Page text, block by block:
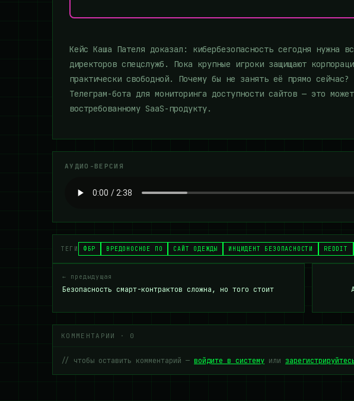
Кейс Каша Пателя доказал: кибербезопасность сегодня нужна
директоров спецслужб. Пока крупные игроки защищают
практически свободной. Почему бы не занять её прямо сейчас?
Телеграм-бота для мониторинга доступности сайтов — это
востребованному SaaS-продукту.
АУДИО-ВЕРСИЯ
ТЕГИ ФБР ВРЕДОНОСНОЕ ПО САЙТ ОДЕЖДЫ ИНЦИДЕНТ БЕЗОПАСНОСТИ REDDIT
← предыдущая
Безопасность смарт-контрактов сложна, но того стоит
КОММЕНТАРИИ · 0
// чтобы оставить комментарий — войдите в систему или